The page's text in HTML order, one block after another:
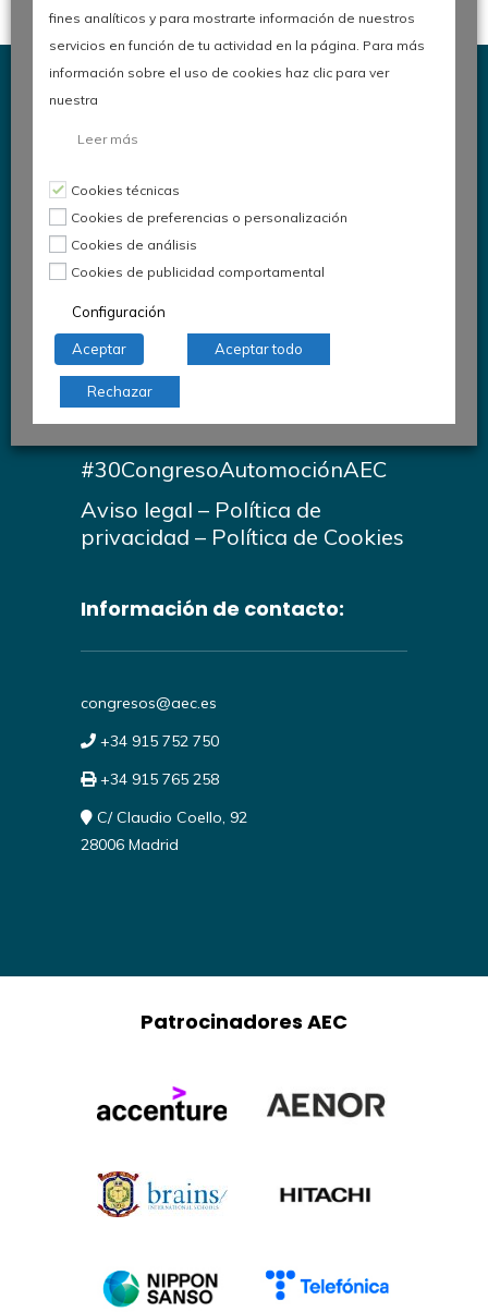
Congreso de Calidad en la
Automoción
Organiza:
para la Calidad
Comité de Automoción
AEC © 2026
#30CongresoAutomociónAEC
Aviso legal – Política de
privacidad – Política de Cookies
Información de contacto:
congresos@aec.es
+34 915 752 750
+34 915 765 258
C/ Claudio Coello, 92
28006 Madrid
Patrocinadores AEC
fines analíticos y para mostrarte información de nuestros
servicios en función de tu actividad en la página. Para más
información sobre el uso de cookies haz clic para ver
nuestra
Leer más
Cookies técnicas
Cookies de preferencias o personalización
Cookies de análisis
Cookies de publicidad comportamental
Configuración
Aceptar Aceptar todo
Rechazar